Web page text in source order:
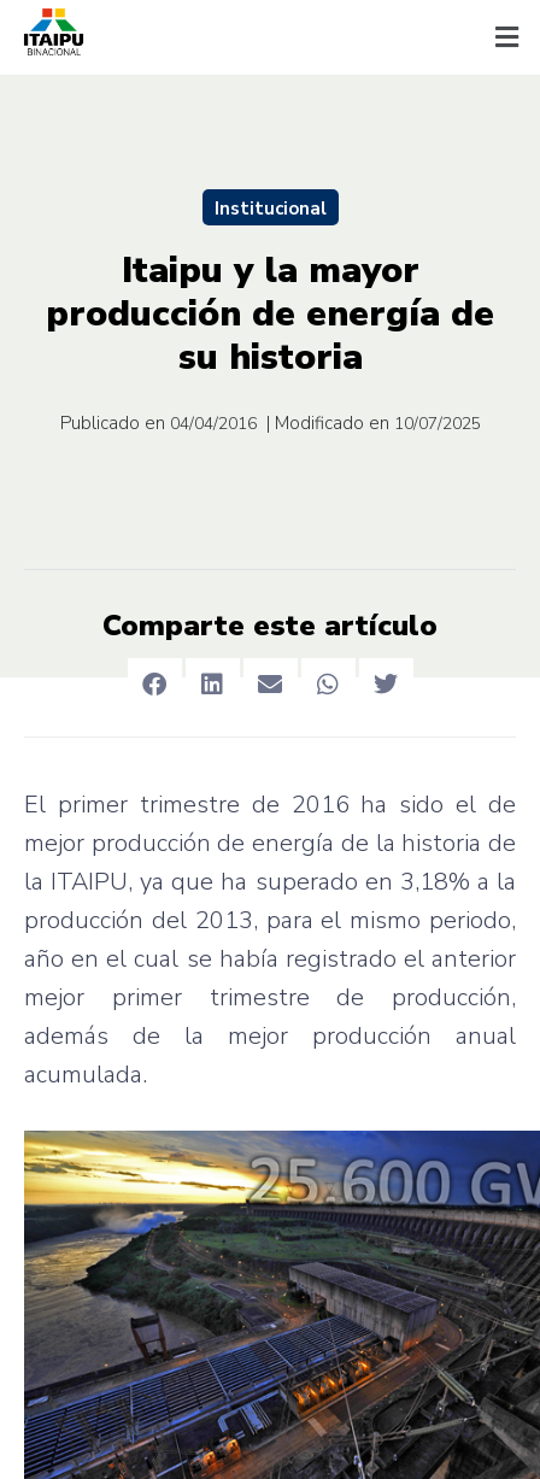
Institucional
Itaipu y la mayor
producción de energía de
su historia
Publicado en 04/04/2016 | Modificado en 10/07/2025
Comparte este artículo
El primer trimestre de 2016 ha sido el de
mejor producción de energía de la historia de
la ITAIPU, ya que ha superado en 3,18% a la
producción del 2013, para el mismo periodo,
año en el cual se había registrado el anterior
mejor primer trimestre de producción,
además de la mejor producción anual
acumulada.